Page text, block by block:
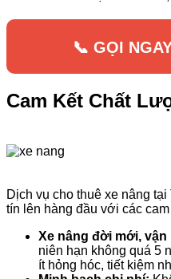
📞 GỌI
Cam Kết Chất
Dịch vụ cho thuê xe nâng
tín lên hàng đầu với các cam
Xe nâng đời mới,
niên hạn không quá 5
ít hỏng hóc, tiết kiệm